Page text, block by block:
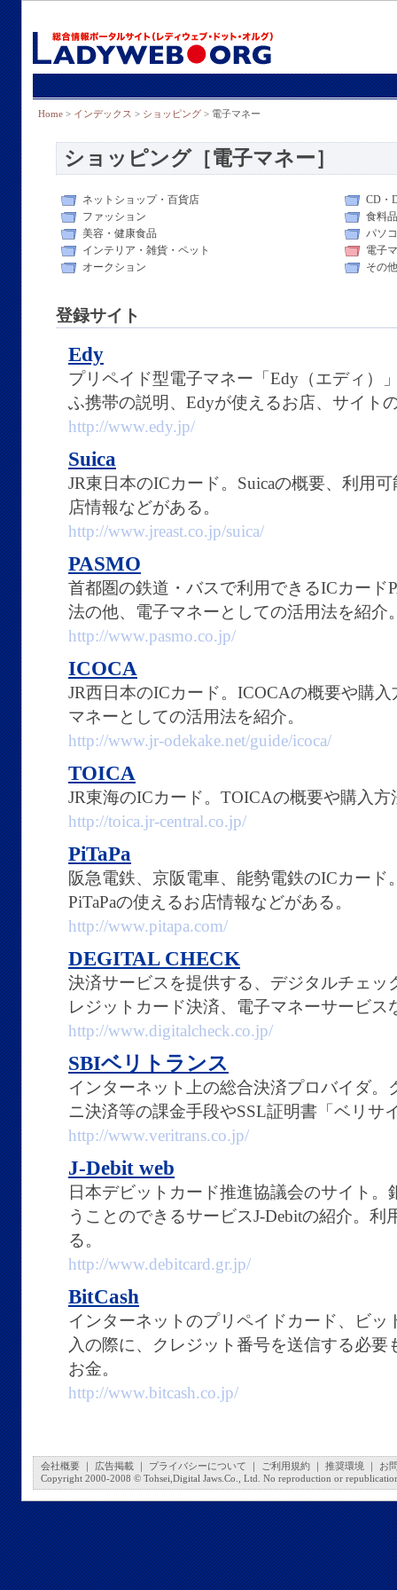
Home > インデックス > ショッピング > 電子マネー
ショッピング［電子マネー］
ネットショップ・百貨店
CD・
ファッション
食料
美容・健康食品
パソ
インテリア・雑貨・ペット
電子
オークション
その他
登録サイト
Edy
プリペイド型電子マネー「Edy（エディ）
ふ携帯の説明、Edyが使えるお店、サイト
http://www.edy.jp/
Suica
JR東日本のICカード。Suicaの概要、利用
店情報などがある。
http://www.jreast.co.jp/suica/
PASMO
首都圏の鉄道・バスで利用できるICカード
法の他、電子マネーとしての活用法を紹介
http://www.pasmo.co.jp/
ICOCA
JR西日本のICカード。ICOCAの概要や購
マネーとしての活用法を紹介。
http://www.jr-odekake.net/guide/icoca/
TOICA
JR東海のICカード。TOICAの概要や購入
http://toica.jr-central.co.jp/
PiTaPa
阪急電鉄、京阪電車、能勢電鉄のICカー
PiTaPaの使えるお店情報などがある。
http://www.pitapa.com/
DEGITAL CHECK
決済サービスを提供する、デジタルチェッ
レジットカード決済、電子マネーサービス
http://www.digitalcheck.co.jp/
SBIベリトランス
インターネット上の総合決済プロバイダ
ニ決済等の課金手段やSSL証明書「ベリサ
http://www.veritrans.co.jp/
J-Debit web
日本デビットカード推進協議会のサイト
うことのできるサービスJ-Debitの紹介。
る。
http://www.debitcard.gr.jp/
BitCash
インターネットのプリペイドカード、ビ
入の際に、クレジット番号を送信する必
お金。
http://www.bitcash.co.jp/
会社概要 広告掲載 プライバシーについて ご利用規約 推奨環境
お
Copyright 2000-2008 © Tohsei,Digital Jaws.Co., Ltd. No reproduction or